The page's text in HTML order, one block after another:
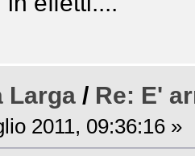
Larga / Re: E'
2011, 09:36:16 »